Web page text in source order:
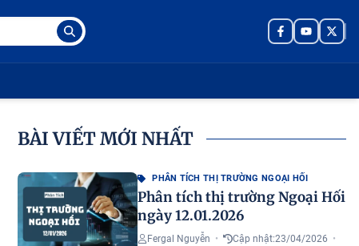
BÀI VIẾT MỚI NHẤT
PHÂN TÍCH THỊ TRƯỜNG NGOẠI HỐI
Phân tích thị trường Ngoại Hối
ngày 12.01.2026
Fergal Nguyễn • Cập nhật:23/04/2026 •